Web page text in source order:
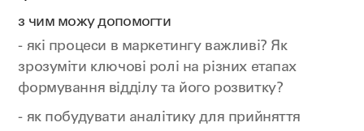
з чим можу допомогти
- які процеси в маркетингу важливі? Як
зрозуміти ключові ролі на різних етапах
формування відділу та його розвитку?
- як побудувати аналітику для прийняття